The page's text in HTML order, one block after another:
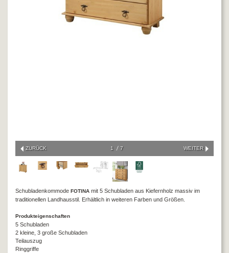
ZURÜCK WEITER
1 7
Schubladenkommode FOTINA mit 5 Schubladen aus Kiefernholz massiv im
traditionellen Landhausstil. Erhältlich in weiteren Farben und Größen.
Produkteigenschaften
5 Schubladen
2 kleine, 3 große Schubladen
Teilauszug
Ringgriffe